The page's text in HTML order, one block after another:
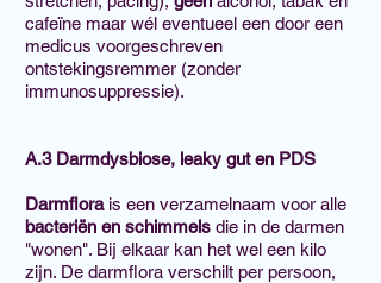
cafeïne maar wél eventueel een door een
medicus voorgeschreven
ontstekingsremmer (zonder
immunosuppressie).
A.3 Darmdysbiose, leaky gut en PDS
Darmflorais een verzamelnaam voor alle
bacteriën en schimmels die in de darmen
"wonen". Bij elkaar kan het wel een kilo
zijn. De darmflora verschilt per persoon,